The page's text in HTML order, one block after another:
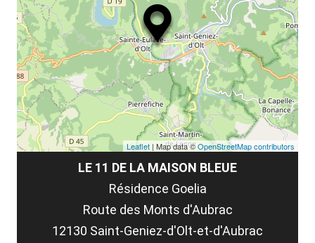
LE 11 DE LA MAISON BLEUE
Résidence Goelia
Route des Monts d'Aubrac
12130 Saint-Geniez-d'Olt-et-d'Aubrac
Leaflet | Map data ©OpenStreetMap contributors